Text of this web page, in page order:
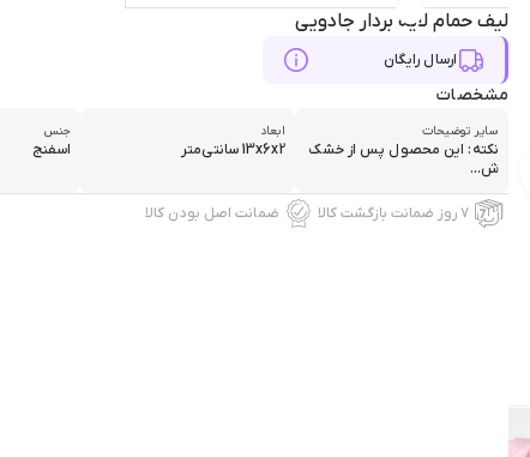
لیف حمام لایه بردار جادویی
ارسال رایگان
مشخصات
سایر توضیحات
نکته: این محصول پس از خشک
ش...
ابعاد
13x6x2 سانتی‌متر
جنس
اسفنج
۷ روز ضمانت بازگشت کالا ضمانت اصل بودن کالا